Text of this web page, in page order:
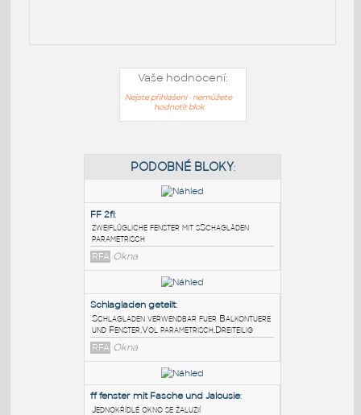
Vaše hodnocení:
Nejste přihlášeni - nemůžete
hodnotit blok
PODOBNÉ BLOKY
FF 2fl:
zweiflügliche fenster mit sSchagläden
parametrisch
RFA Okna